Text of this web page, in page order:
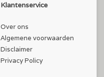
Klantenservice
Over ons
Algemene voorwaarden
Disclaimer
Privacy Policy